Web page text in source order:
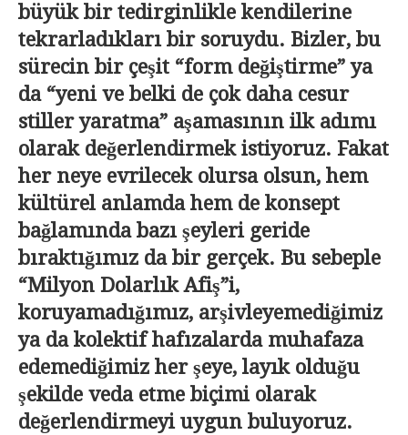
büyük bir tedirginlikle kendilerine
tekrarladıkları bir soruydu. Bizler, bu
sürecin bir çeşit “form değiştirme” ya
da “yeni ve belki de çok daha cesur
stiller yaratma” aşamasının ilk adımı
olarak değerlendirmek istiyoruz. Fakat
her neye evrilecek olursa olsun, hem
kültürel anlamda hem de konsept
bağlamında bazı şeyleri geride
bıraktığımız da bir gerçek. Bu sebeple
“Milyon Dolarlık Afiş”i,
koruyamadığımız, arşivleyemediğimiz
ya da kolektif hafızalarda muhafaza
edemediğimiz her şeye, layık olduğu
şekilde veda etme biçimi olarak
değerlendirmeyi uygun buluyoruz.